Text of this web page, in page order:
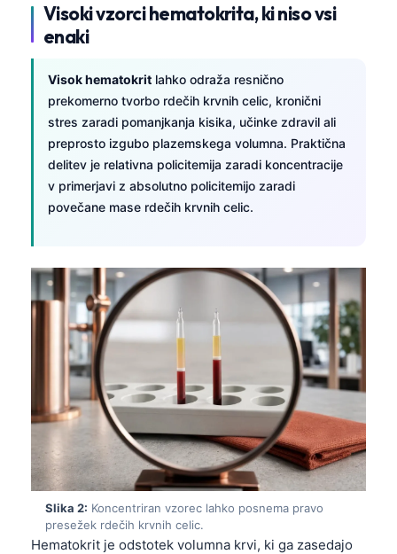
Visoki vzorci hematokrita, ki niso vsi
enaki
Visok hematokrit lahko odraža resnično
prekomerno tvorbo rdečih krvnih celic, kronični
stres zaradi pomanjkanja kisika, učinke zdravil ali
preprosto izgubo plazemskega volumna. Praktična
delitev je relativna policitemija zaradi koncentracije
v primerjavi z absolutno policitemijo zaradi
povečane mase rdečih krvnih celic.
Slika 2: Koncentriran vzorec lahko posnema pravo
presežek rdečih krvnih celic.
Hematokrit je odstotek volumna krvi, ki ga zasedajo